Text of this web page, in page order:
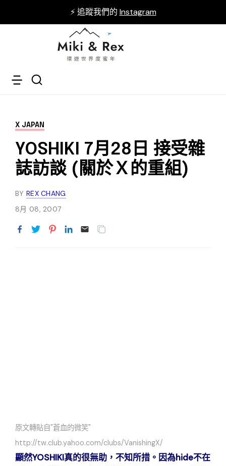
⚡ 追蹤我們的 Instagram
X JAPAN
YOSHIKI 7月28日 接受雜
誌訪談 (關於Ｘ的重組)
BY REX CHANG
8月 08, 2007
原文轉貼自"蒼血的微笑"
http://tw.club.yahoo.com/clubs/VanishingX/
顯然YOSHIKI真的很無助，不知所措。因為hide不在